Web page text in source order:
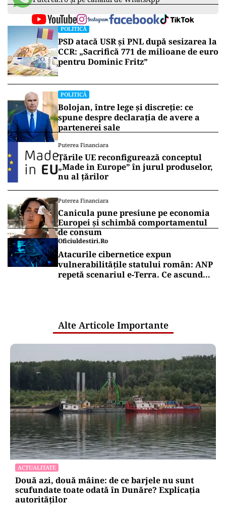
POLITICĂ
PSD atacă USR și PNL după sesizarea la
CCR: „Sacrifică 771 de milioane de euro
pentru Dominic Fritz”
POLITICĂ
Bolojan, între lege și discreție: ce
spune despre declarația de avere a
partenerei sale
Puterea Financiara
Țările UE reconfigurează conceptul
„Made in Europe” în jurul produselor,
nu al țărilor
Puterea Financiara
Canicula pune presiune pe economia
Europei și schimbă comportamentul
de consum
Oficiuldestiri.ro
Atacurile cibernetice expun
vulnerabilitățile statului român: ANP
repetă scenariul e‑Terra. Ce ascund
Alte Articole Importante
ACTUALITATE
Două azi, două mâine: de ce barjele nu sunt
scufundate toate odată în Dunăre? Explicația
autorităților